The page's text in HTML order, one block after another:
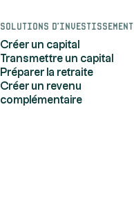
Solutions d'investissement
Créer un capital
Transmettre un capital
Préparer la retraite
Créer un revenu
complémentaire